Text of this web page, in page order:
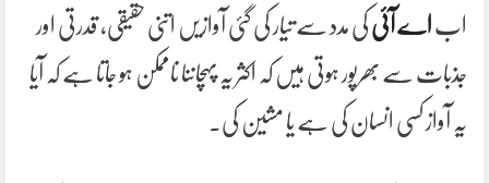
اب اے آئی کی مدد سے تیار کی گئی آوازیں اتنی حقیقی، قدرتی اور
جذبات سے بھرپور ہوتی ہیں کہ اکثر یہ پہچاننا ناممکن ہو جاتا ہے کہ آیا
یہ آواز کسی انسان کی ہے یا مشین کی۔